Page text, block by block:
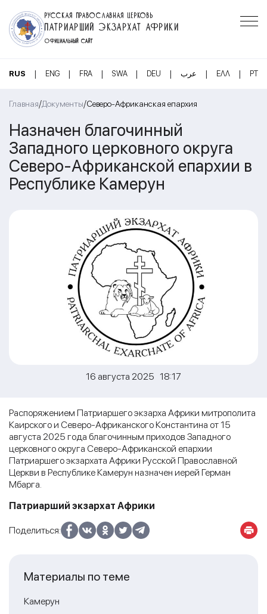
РУССКАЯ ПРАВОСЛАВНАЯ ЦЕРКОВЬ
ПАТРИАРШИЙ ЭКЗАРХАТ АФРИКИ
ОФИЦИАЛЬНЫЙ САЙТ
RUS | ENG | FRA | SWA | DEU | عرب | ΕΛΛ | PT
Главная/Документы/Северо-Африканская епархия
Назначен благочинный
Западного церковного округа
Северо-Африканской епархии в
Республике Камерун
16 августа 2025 18:17
Распоряжением Патриаршего экзарха Африки митрополита
Каирского и Северо-Африканского Константина от 15
августа 2025 года благочинным приходов Западного
церковного округа Северо-Африканской епархии
Патриаршего экзархата Африки Русской Православной
Церкви в Республике Камерун назначен иерей Герман
Мбарга.
Патриарший экзархат Африки
Поделиться:
Материалы по теме
Камерун